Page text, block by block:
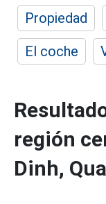
Propiedad
El coche
región
Dinh,